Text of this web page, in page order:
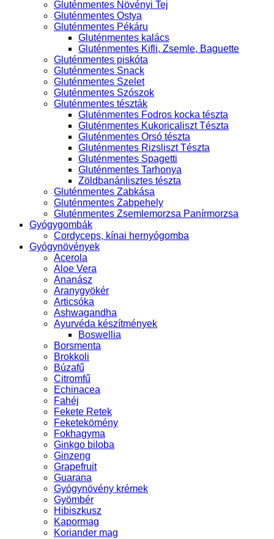
Gluténmentes Növényi Tej
Gluténmentes Ostya
Gluténmentes Pékáru
Gluténmentes kalács
Gluténmentes Kifli, Zsemle, Baguette
Gluténmentes piskóta
Gluténmentes Snack
Gluténmentes Szelet
Gluténmentes Szószok
Gluténmentes tészták
Gluténmentes Fodros kocka tészta
Gluténmentes Kukoricaliszt Tészta
Gluténmentes Orsó tészta
Gluténmentes Rizsliszt Tészta
Gluténmentes Spagetti
Gluténmentes Tarhonya
Zöldbanánlisztes tészta
Gluténmentes Zabkása
Gluténmentes Zabpehely
Gluténmentes Zsemlemorzsa Panírmorzsa
Gyógygombák
Cordyceps, kínai hernyógomba
Gyógynövények
Acerola
Aloe Vera
Ananász
Aranygyökér
Articsóka
Ashwagandha
Ayurvéda készítmények
Boswellia
Borsmenta
Brokkoli
Búzafű
Citromfű
Echinacea
Fahéj
Fekete Retek
Feketekömény
Fokhagyma
Ginkgo biloba
Ginzeng
Grapefruit
Guarana
Gyógynövény krémek
Gyömbér
Hibiszkusz
Kapormag
Koriander mag